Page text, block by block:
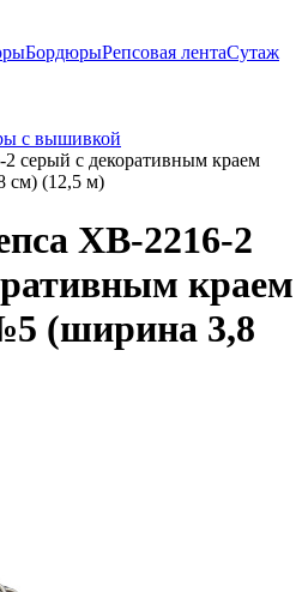
БордюрыРепсовая лентаСутаж
с вышивкой
серый с декоративным краем
см) (12,5 м)
XB-2216-2
краем
(ширина 3,8